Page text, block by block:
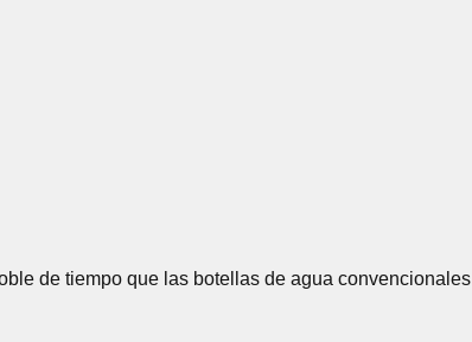
de tiempo que las botellas de agua convencionales